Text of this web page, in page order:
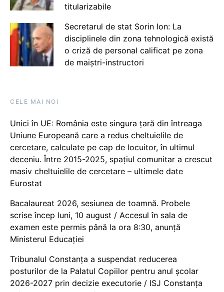
titularizabile
Secretarul de stat Sorin Ion: La
disciplinele din zona tehnologică există
o criză de personal calificat pe zona
de maiștri-instructori
CELE MAI NOI
Unici în UE: România este singura țară din întreaga
Uniune Europeană care a redus cheltuielile de
cercetare, calculate pe cap de locuitor, în ultimul
deceniu. Între 2015-2025, spațiul comunitar a crescut
masiv cheltuielile de cercetare – ultimele date
Eurostat
Bacalaureat 2026, sesiunea de toamnă. Probele
scrise încep luni, 10 august / Accesul în sala de
examen este permis până la ora 8:30, anunță
Ministerul Educației
Tribunalul Constanța a suspendat reducerea
posturilor de la Palatul Copiilor pentru anul școlar
2026-2027 prin decizie executorie / ISJ Constanța